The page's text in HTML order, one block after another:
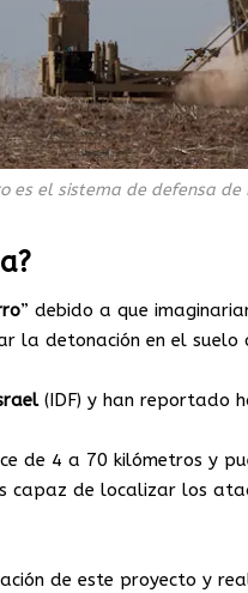
es el sistema de defensa
” debido a que
la detonación en el suelo
(IDF) y han reportado
de 4 a 70 kilómetros y
capaz de localizar los
de este proyecto y